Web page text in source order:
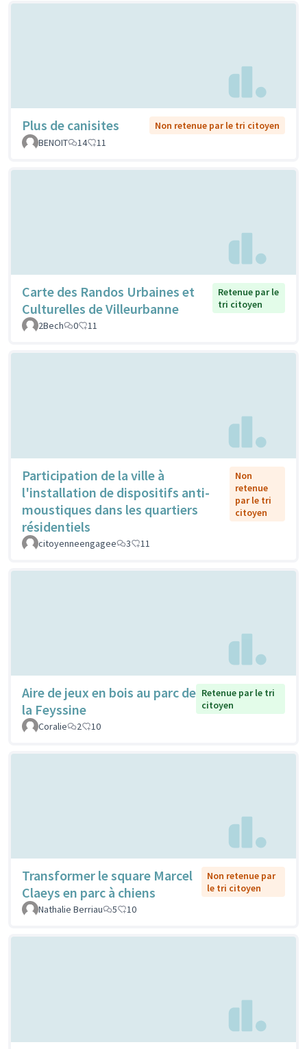
Plus de canisites
Non retenue par le tri citoyen
BENOIT
14 11
Carte des Randos Urbaines et
Culturelles de Villeurbanne
Retenue par le
tri citoyen
2Bech
0 11
Participation de la ville à
l'installation de dispositifs anti-
moustiques dans les quartiers
résidentiels
Non
retenue
par le tri
citoyen
citoyenneengagee 3 11
Aire de jeux en bois au parc de
la Feyssine
Retenue par le tri
citoyen
Coralie
2 10
Transformer le square Marcel
Claeys en parc à chiens
Non retenue par
le tri citoyen
Nathalie Berriau
5 10